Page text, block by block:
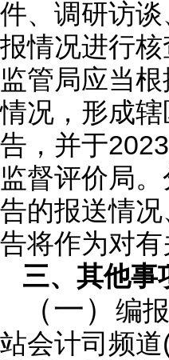
件、调研访
报情况进行
监管局应当
情况，形成
告，并于
监督评价局
告的报送情
告将作为对
三、其他事
（一） 编
站会计司频道